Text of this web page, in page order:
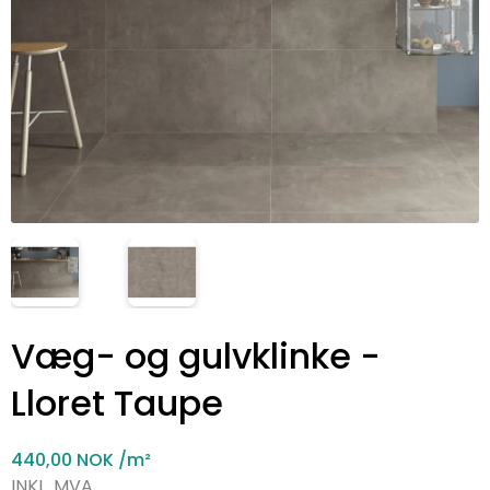
Væg- og gulvklinke -
Lloret Taupe
440,00 NOK /m²